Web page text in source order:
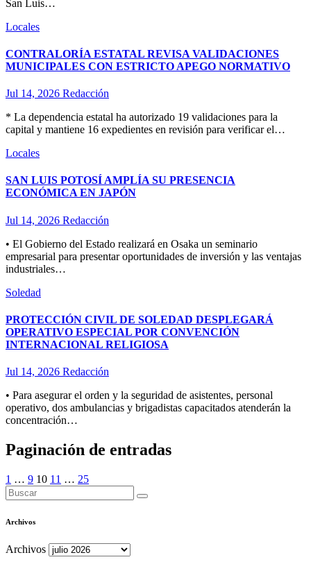
San Luis…
Locales
CONTRALORÍA ESTATAL REVISA VALIDACIONES
MUNICIPALES CON ESTRICTO APEGO NORMATIVO
Jul 14, 2026 Redacción
* La dependencia estatal ha autorizado 19 validaciones para la
capital y mantiene 16 expedientes en revisión para verificar el…
Locales
SAN LUIS POTOSÍ AMPLÍA SU PRESENCIA
ECONÓMICA EN JAPÓN
Jul 14, 2026 Redacción
• El Gobierno del Estado realizará en Osaka un seminario
empresarial para presentar oportunidades de inversión y las ventajas
industriales…
Soledad
PROTECCIÓN CIVIL DE SOLEDAD DESPLEGARÁ
OPERATIVO ESPECIAL POR CONVENCIÓN
INTERNACIONAL RELIGIOSA
Jul 14, 2026 Redacción
• Para asegurar el orden y la seguridad de asistentes, personal
operativo, dos ambulancias y brigadistas capacitados atenderán la
concentración…
Paginación de entradas
1 … 9 10 11 … 25
Archivos
Archivos